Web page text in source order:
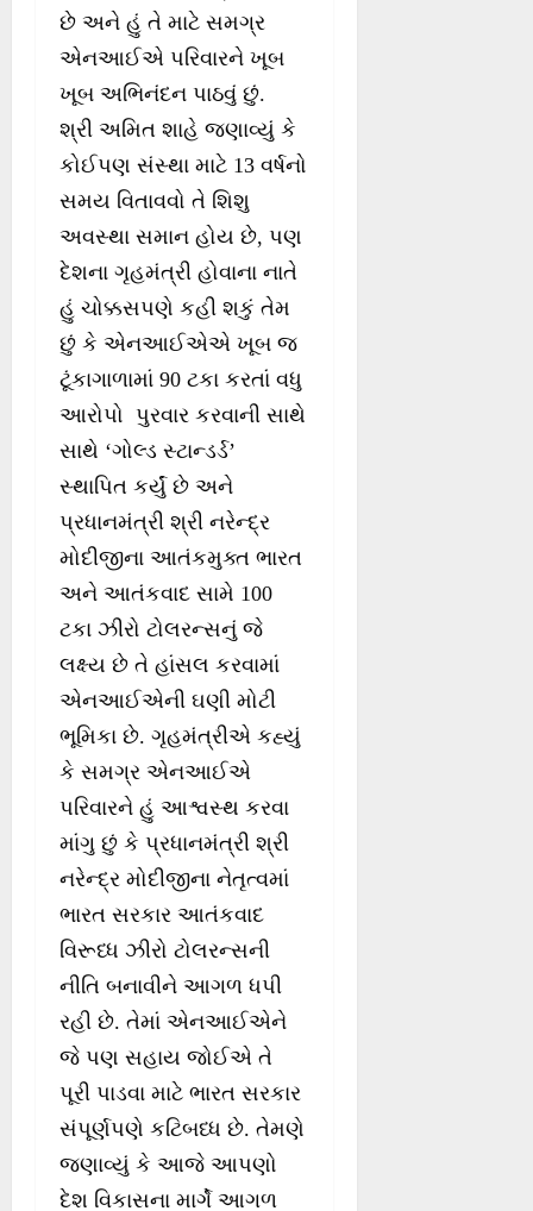
છે અને હું તે માટે સમગ્ર
એનઆઈએ પરિવારને ખૂબ
ખૂબ અભિનંદન પાઠવું છું.
શ્રી અમિત શાહે જણાવ્યું કે
કોઈપણ સંસ્થા માટે 13 વર્ષનો
સમય વિતાવવો તે શિશુ
અવસ્થા સમાન હોય છે, પણ
દેશના ગૃહમંત્રી હોવાના નાતે
હું ચોક્કસપણે કહી શકું તેમ
છું કે એનઆઈએએ ખૂબ જ
ટૂંકાગાળામાં 90 ટકા કરતાં વધુ
આરોપો પુરવાર કરવાની સાથે
સાથે ‘ગોલ્ડ સ્ટાન્ડર્ડ’
સ્થાપિત કર્યું છે અને
પ્રધાનમંત્રી શ્રી નરેન્દ્ર
મોદીજીના આતંકમુક્ત ભારત
અને આતંકવાદ સામે 100
ટકા ઝીરો ટોલરન્સનું જે
લક્ષ્ય છે તે હાંસલ કરવામાં
એનઆઈએની ઘણી મોટી
ભૂમિકા છે. ગૃહમંત્રીએ કહ્યું
કે સમગ્ર એનઆઈએ
પરિવારને હું આશ્વસ્થ કરવા
માંગુ છું કે પ્રધાનમંત્રી શ્રી
નરેન્દ્ર મોદીજીના નેતૃત્વમાં
ભારત સરકાર આતંકવાદ
વિરૂધ્ધ ઝીરો ટોલરન્સની
નીતિ બનાવીને આગળ ધપી
રહી છે. તેમાં એનઆઈએને
જે પણ સહાય જોઈએ તે
પૂરી પાડવા માટે ભારત સરકાર
સંપૂર્ણપણે કટિબધ્ધ છે. તેમણે
જણાવ્યું કે આજે આપણો
દેશ વિકાસના માર્ગે આગળ